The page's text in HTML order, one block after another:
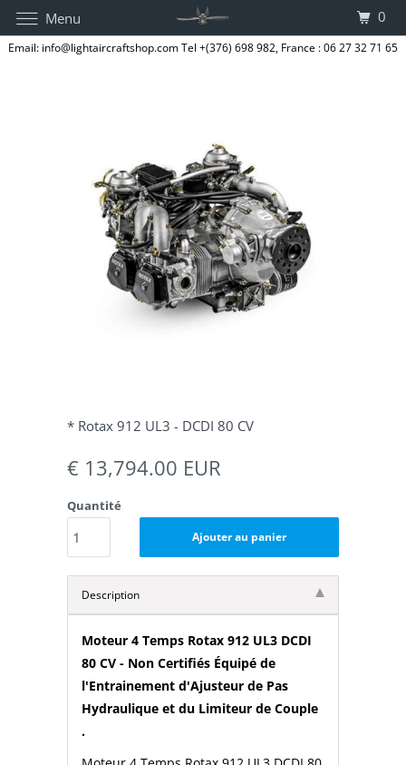
Email: info@lightaircraftshop.com Tel +(376) 698 982, France : 06 27 32 71 65
* Rotax 912 UL3 - DCDI 80 CV
€ 13,794.00 EUR
Quantité
Ajouter au panier
Description
Moteur 4 Temps Rotax 912 UL3 DCDI
80 CV - Non Certifiés Équipé de
l'Entrainement d'Ajusteur de Pas
Hydraulique et du Limiteur de Couple
.
Menu 0